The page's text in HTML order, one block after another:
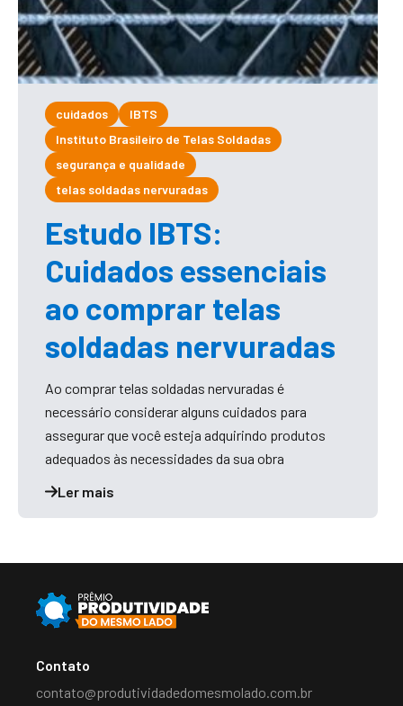
cuidados
IBTS
Instituto Brasileiro de Telas Soldadas
segurança e qualidade
telas soldadas nervuradas
Estudo IBTS:
Cuidados essenciais
ao comprar telas
soldadas nervuradas
Ao comprar telas soldadas nervuradas é
necessário considerar alguns cuidados para
assegurar que você esteja adquirindo produtos
adequados às necessidades da sua obra
Ler mais
Contato
contato@produtividadedomesmolado.com.br